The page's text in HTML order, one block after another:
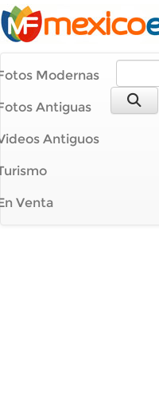
Modernas
Antiguas
Antiguos
Venta